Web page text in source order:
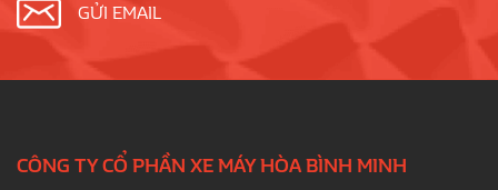
GỬI EMAIL
CÔNG TY CỔ PHẦN XE MÁY HÒA BÌNH MINH